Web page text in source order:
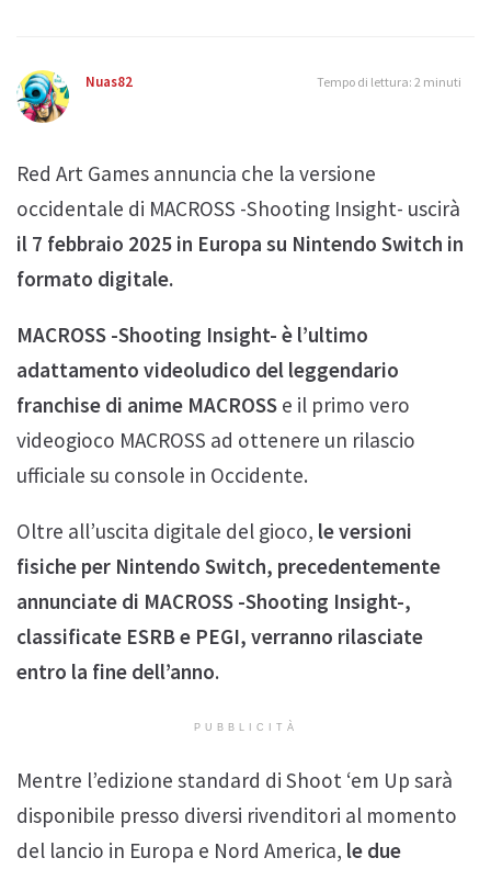
Nuas82 Tempo di lettura: 2 minuti
Red Art Games annuncia che la versione
occidentale di MACROSS -Shooting Insight- uscirà
il 7 febbraio 2025 in Europa su Nintendo Switch in
formato digitale.
MACROSS -Shooting Insight- è l’ultimo
adattamento videoludico del leggendario
franchise di anime MACROSS e il primo vero
videogioco MACROSS ad ottenere un rilascio
ufficiale su console in Occidente.
Oltre all’uscita digitale del gioco, le versioni
fisiche per Nintendo Switch, precedentemente
annunciate di MACROSS -Shooting Insight-,
classificate ESRB e PEGI, verranno rilasciate
entro la fine dell’anno.
PUBBLICITÀ
Mentre l’edizione standard di Shoot ‘em Up sarà
disponibile presso diversi rivenditori al momento
del lancio in Europa e Nord America, le due